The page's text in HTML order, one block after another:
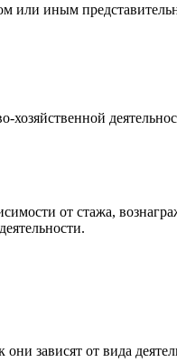
или иным
от стажа,
они зависят от вида